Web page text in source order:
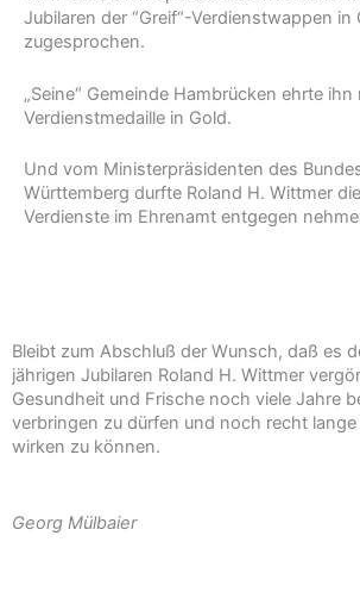
Jubilaren der “Greif“-Verdienstwappen in
zugesprochen.
„Seine“ Gemeinde Hambrücken ehrte ihn
Verdienstmedaille in Gold.
Und vom Ministerpräsidenten des
Württemberg durfte Roland H. Wittmer
Verdienste im Ehrenamt entgegen
Bleibt zum Abschluß der Wunsch, daß es
jährigen Jubilaren Roland H. Wittmer
Gesundheit und Frische noch viele Jahre
verbringen zu dürfen und noch recht
wirken zu können.
Georg Mülbaier